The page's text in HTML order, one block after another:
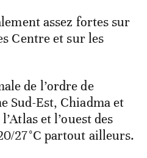
assez fortes sur
Centre et sur les
de l’ordre de
Sud-Est, Chiadma et
et l’ouest des
27°C partout ailleurs.